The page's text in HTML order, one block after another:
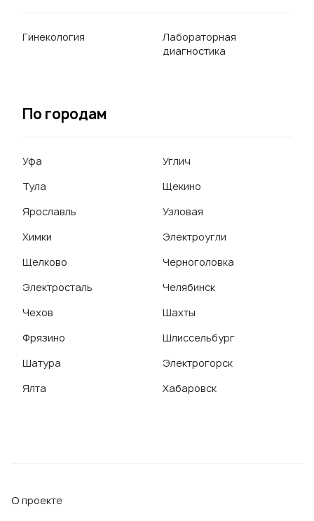
Гинекология
Лабораторная
диагностика
По городам
Уфа
Тула
Ярославль
Химки
Щелково
Электросталь
Чехов
Фрязино
Шатура
Ялта
Углич
Щекино
Узловая
Электроугли
Черноголовка
Челябинск
Шахты
Шлиссельбург
Электрогорск
Хабаровск
О проекте